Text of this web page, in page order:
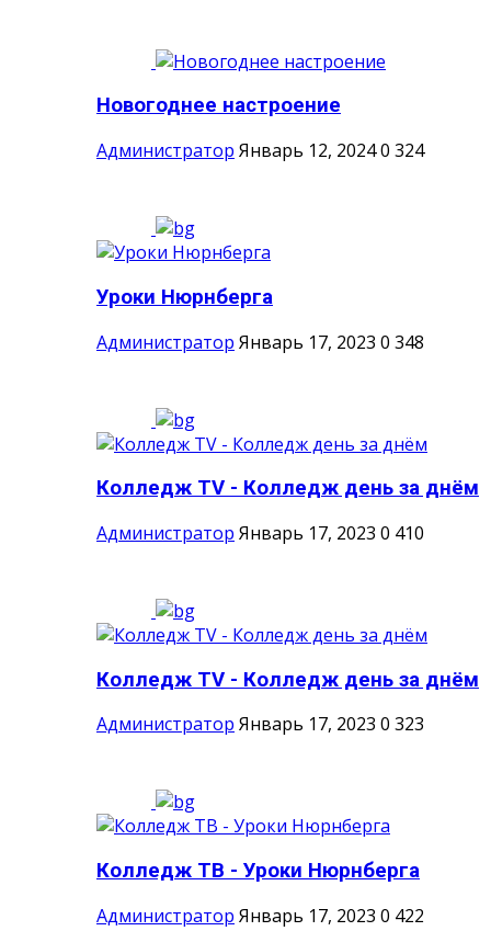
Новогоднее настроение
Администратор Январь 12, 20240 324
Уроки Нюрнберга
Администратор Январь 17, 2023 0 348
Колледж ТV - Колледж день за днём
Администратор Январь 17, 2023 0 410
Колледж ТV - Колледж день за днём
Администратор Январь 17, 2023 0 323
Колледж ТВ - Уроки Нюрнберга
Администратор Январь 17, 2023 0 422